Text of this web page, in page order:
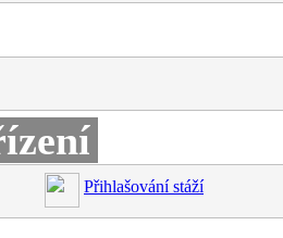
Přihlašování stáží